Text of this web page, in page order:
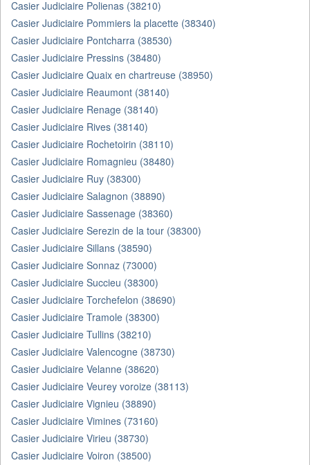
Casier Judiciaire Polienas (38210)
Casier Judiciaire Pommiers la placette (38340)
Casier Judiciaire Pontcharra (38530)
Casier Judiciaire Pressins (38480)
Casier Judiciaire Quaix en chartreuse (38950)
Casier Judiciaire Reaumont (38140)
Casier Judiciaire Renage (38140)
Casier Judiciaire Rives (38140)
Casier Judiciaire Rochetoirin (38110)
Casier Judiciaire Romagnieu (38480)
Casier Judiciaire Ruy (38300)
Casier Judiciaire Salagnon (38890)
Casier Judiciaire Sassenage (38360)
Casier Judiciaire Serezin de la tour (38300)
Casier Judiciaire Sillans (38590)
Casier Judiciaire Sonnaz (73000)
Casier Judiciaire Succieu (38300)
Casier Judiciaire Torchefelon (38690)
Casier Judiciaire Tramole (38300)
Casier Judiciaire Tullins (38210)
Casier Judiciaire Valencogne (38730)
Casier Judiciaire Velanne (38620)
Casier Judiciaire Veurey voroize (38113)
Casier Judiciaire Vignieu (38890)
Casier Judiciaire Vimines (73160)
Casier Judiciaire Virieu (38730)
Casier Judiciaire Voiron (38500)